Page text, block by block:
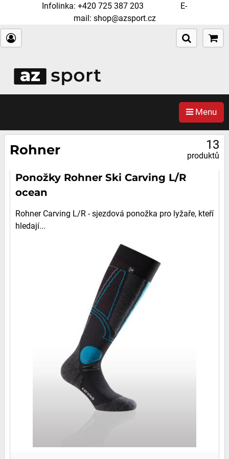
Infolinka: +420 725 387 203 E-
mail: shop@azsport.cz
Menu
Rohner 13
produktů
Ponožky Rohner Ski Carving L/R
ocean
Rohner Carving L/R - sjezdová ponožka pro lyžaře, kteří
hledají...